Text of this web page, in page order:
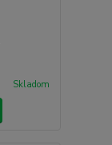
Skladom